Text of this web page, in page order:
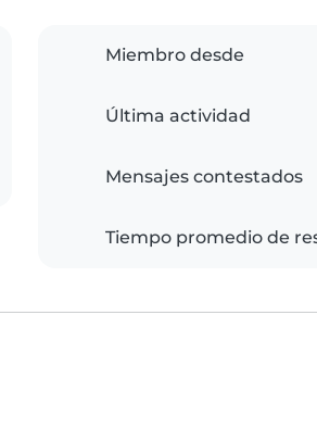
Miembro desde
Última actividad
Mensajes contestados
Tiempo promedio de